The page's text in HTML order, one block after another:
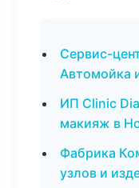
Сервис-
Автомойка
ИП Clinic
макияж в
Фабрика
узлов и